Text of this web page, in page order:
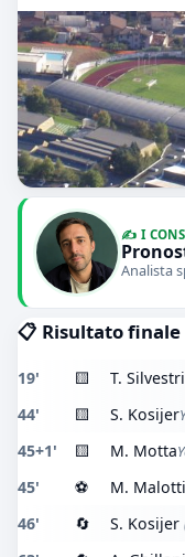
✍️ I
Analista
📋 Risultato finale
19' 🟨 T. Silvestri
44' 🟨 S. Kosijer
45+1' 🟨 M. Motta
45' ⚽ M. Malotti
46' 🔄 S. Kosijer